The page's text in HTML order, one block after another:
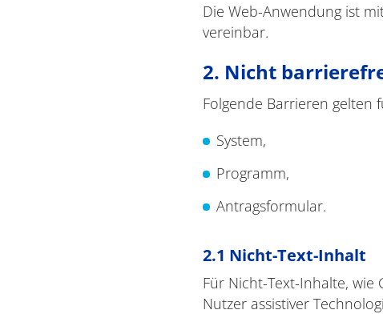
Die Web-Anwendung ist
vereinbar.
2. Nicht
Folgende Barrieren gelten
System,
Programm,
Antragsformular.
2.1 Nicht-Text-Inhalt
Für Nicht-Text-Inhalte, wie
Nutzer assistiver